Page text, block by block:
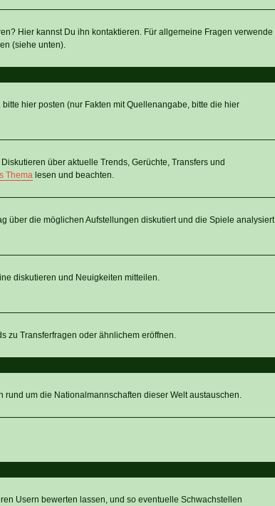
Hier kannst Du ihn kontaktieren. Für allgemeine Fragen verwende
(siehe unten).
bitte hier posten (nur Fakten mit Quellenangabe, bitte die hier
über aktuelle Trends, Gerüchte, Transfers und
Themalesen und beachten.
über die möglichen Aufstellungen diskutiert und die Spiele analysiert
diskutieren und Neuigkeiten mitteilen.
zu Transferfragen oder ähnlichem eröffnen.
rund um die Nationalmannschaften dieser Welt austauschen.
Usern bewerten lassen, und so eventuelle Schwachstellen